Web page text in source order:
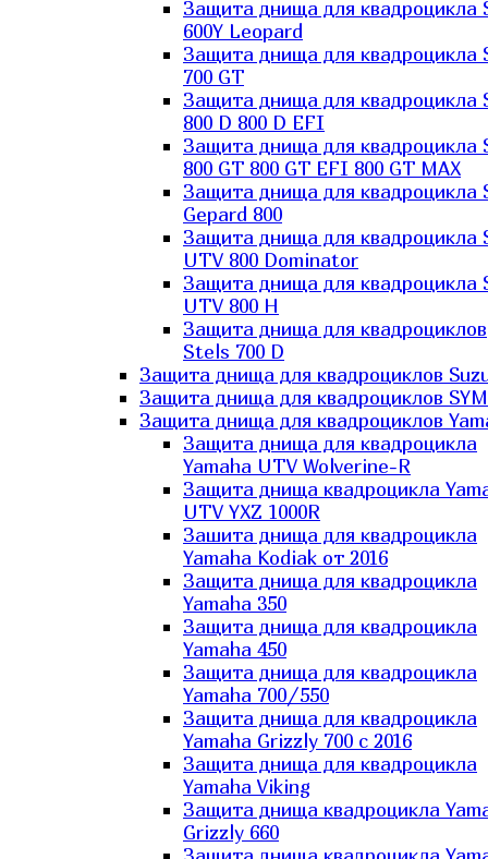
Защита днища для квадроцикла
600Y Leopard
Защита днища для квадроцикла
700 GT
Защита днища для квадроцикла
800 D 800 D EFI
Защита днища для квадроцикла
800 GT 800 GT EFI 800 GT MAX
Защита днища для квадроцикла
Gepard 800
Защита днища для квадроцикла
UTV 800 Dominator
Защита днища для квадроцикла
UTV 800 H
Защита днища для квадроциклов
Stels 700 D
Защита днища для квадроциклов
Защита днища для квадроциклов SYM
Защита днища для квадроциклов
Защита днища для квадроцикла
Yamaha UTV Wolverine-R
Защита днища квадроцикла
UTV YXZ 1000R
Зашита днища для квадроцикла
Yamaha Kodiak от 2016
Защита днища для квадроцикла
Yamaha 350
Защита днища для квадроцикла
Yamaha 450
Защита днища для квадроцикла
Yamaha 700/550
Защита днища для квадроцикла
Yamaha Grizzly 700 с 2016
Защита днища для квадроцикла
Yamaha Viking
Защита днища квадроцикла
Grizzly 660